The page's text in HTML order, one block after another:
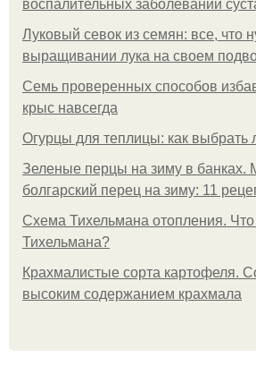
воспалительных заболеваний
Луковый севок из семян: все, что
выращивании лука на своем
Семь проверенных способов
крыс навсегда
Огурцы для теплицы: как выбрать
Зеленые перцы на зиму в банках.
болгарский перец на зиму: 11
Схема Тихельмана отопления. Что
Тихельмана?
Крахмалистые сорта картофеля.
высоким содержанием крахмала